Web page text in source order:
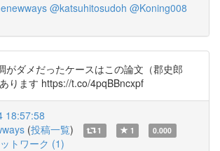
@katsuhitosudoh @Koning008
がダメだったケースはこの論文（郡史郎
ります https://t.co/4pqBBncxpf
18:57:58
(投稿一覧) 1 1 0.000
トワーク (1)